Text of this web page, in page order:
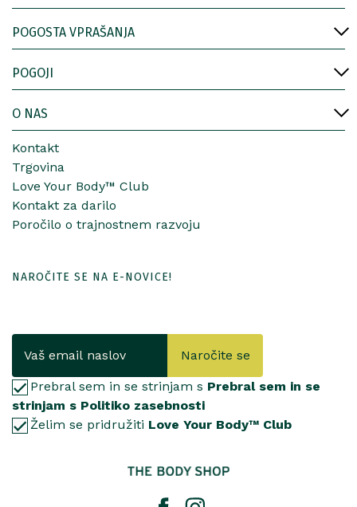
POGOSTA VPRAŠANJA
POGOJI
O NAS
Kontakt
Trgovina
Love Your Body™ Club
Kontakt za darilo
Poročilo o trajnostnem razvoju
NAROČITE SE NA E-NOVICE!
Naročite se
Prebral sem in se strinjam s Prebral sem in se
strinjam s Politiko zasebnosti
Želim se pridružiti Love Your Body™ Club